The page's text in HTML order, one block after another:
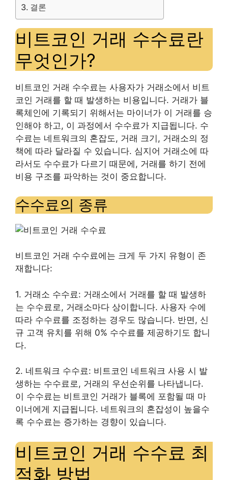
결론
비트코인 거래 수수료란
무엇인가?
비트코인 거래 수수료는 사용자가 거래소에서 비트
코인 거래를 할 때 발생하는 비용입니다. 거래가 블
록체인에 기록되기 위해서는 마이너가 이 거래를 승
인해야 하고, 이 과정에서 수수료가 지급됩니다. 수
수료는 네트워크의 혼잡도, 거래 크기, 거래소의 정
책에 따라 달라질 수 있습니다. 심지어 거래소에 따
라서도 수수료가 다르기 때문에, 거래를 하기 전에
비용 구조를 파악하는 것이 중요합니다.
수수료의 종류
비트코인 거래 수수료에는 크게 두 가지 유형이 존
재합니다:
1. 거래소 수수료: 거래소에서 거래를 할 때 발생하
는 수수료로, 거래소마다 상이합니다. 사용자 수에
따라 수수료를 조정하는 경우도 많습니다. 반면, 신
규 고객 유치를 위해 0% 수수료를 제공하기도 합니
다.
2. 네트워크 수수료: 비트코인 네트워크 사용 시 발
생하는 수수료로, 거래의 우선순위를 나타냅니다.
이 수수료는 비트코인 거래가 블록에 포함될 때 마
이너에게 지급됩니다. 네트워크의 혼잡성이 높을수
록 수수료는 증가하는 경향이 있습니다.
비트코인 거래 수수료 최
적화 방법